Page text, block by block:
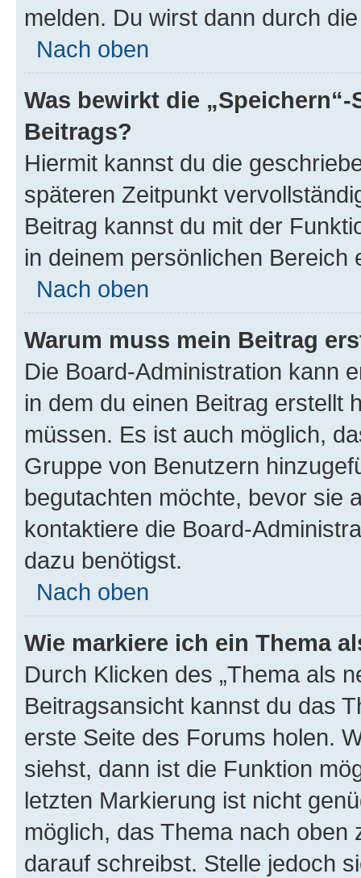
melden. Du wirst dann durch
Nach oben
Was bewirkt die
Beitrags?
Hiermit kannst du die
späteren Zeitpunkt
Beitrag kannst du mit der
in deinem persönlichen Bereich
Nach oben
Warum muss mein Beitrag
Die Board-Administration kann
in dem du einen Beitrag erstellt
müssen. Es ist auch möglich,
Gruppe von Benutzern
begutachten möchte, bevor sie
kontaktiere die Board-
dazu benötigst.
Nach oben
Wie markiere ich ein Thema
Durch Klicken des „Thema als
Beitragsansicht kannst du das
erste Seite des Forums holen.
siehst, dann ist die Funktion
letzten Markierung ist nicht
möglich, das Thema nach oben
darauf schreibst. Stelle jedoch